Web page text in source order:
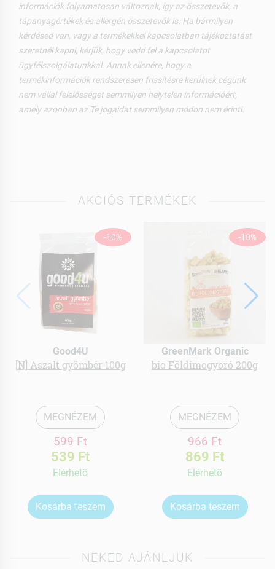
információk folyamatosan változnak, így az összetevők, a
tápanyagértékek és allergén összetevők is. Ha bármilyen
kérdésed van, vagy a termékekkel kapcsolatban tájékoztatást
szeretnél kapni, kérjük, hogy vedd fel a kapcsolatot
ügyfélszolgálatunkkal. Annak ellenére, hogy a
termékinformációk rendszeresen frissítésre kerülnek cégünk
nem vállal felelősséget semmilyen helytelen információért,
amely azonban az Te jogaidat semmilyen módon nem érinti.
AKCIÓS TERMÉKEK
-10%
Good4U
[N] Aszalt gyömbér 100g
MEGNÉZEM
599 Ft
539 Ft
Elérhetõ
Kosárba teszem
-10%
GreenMark Organic
bio Földimogyoró 200g
MEGNÉZEM
966 Ft
869 Ft
Elérhetõ
Kosárba teszem
NEKED AJÁNLJUK